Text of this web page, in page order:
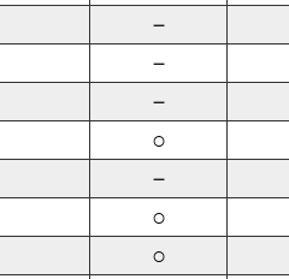
－
－
－
○
－
○
○